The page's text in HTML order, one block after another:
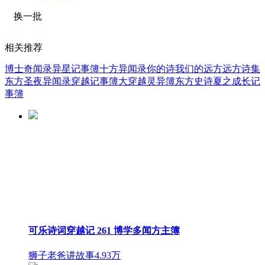
换一批
相关推荐
博士奇闻录异星记事簿十方异闻录你的诗我们的远方远方诗集
东方圣夜异闻录穿越记事簿大穿越灵异簿东方史诗夏之成长记
事簿
可乐诗词穿越记 261 博学多闻方主簿
狮子老爸讲故事4.93万